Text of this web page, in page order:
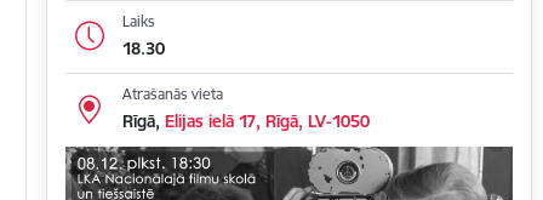
Laiks
18.30
Atrašanās vieta
Rīgā, Elijas ielā 17, Rīgā, LV-1050